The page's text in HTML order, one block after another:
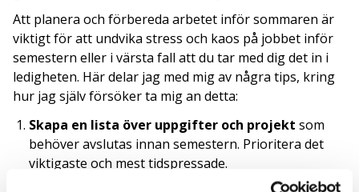
Att planera och förbereda arbetet inför sommaren är
viktigt för att undvika stress och kaos på jobbet inför
semestern eller i värsta fall att du tar med dig det in i
ledigheten. Här delar jag med mig av några tips, kring
hur jag själv försöker ta mig an detta:
Skapa en lista över uppgifter och projekt som
behöver avslutas innan semestern. Prioritera det
viktigaste och mest tidspressade.
om vilka projekt